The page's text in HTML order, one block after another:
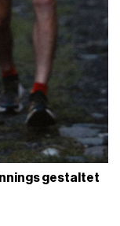
gestaltet